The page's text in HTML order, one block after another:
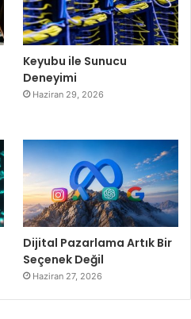
Keyubu ile Sunucu
Deneyimi
Haziran 29, 2026
Dijital Pazarlama Artık Bir
Seçenek Değil
Haziran 27, 2026